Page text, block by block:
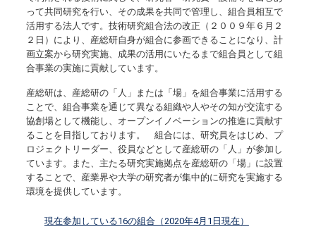
って共同研究を行い、その成果を共同で管理し、組合員相互で
活用する法人です。技術研究組合法の改正（２００９年６月２
２日）により、産総研自身が組合に参画できることになり、計
画立案から研究実施、成果の活用にいたるまで組合員として組
合事業の実施に貢献しています。
産総研は、産総研の「人」または「場」を組合事業に活用する
ことで、組合事業を通じて異なる組織や人やその知が交流する
協創場として機能し、オープンイノベーションの推進に貢献す
ることを目指しております。 組合には、研究員をはじめ、プ
ロジェクトリーダー、役員などとして産総研の「人」が参加し
ています。また、主たる研究実施拠点を産総研の「場」に設置
することで、産業界や大学の研究者が集中的に研究を実施する
環境を提供しています。
現在参加している16の組合（2020年4月1日現在）